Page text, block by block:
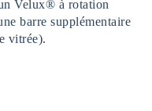
Velux® à rotation
barre supplémentaire
vitrée).